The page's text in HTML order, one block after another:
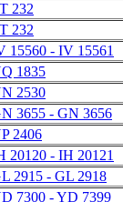
232
232
15560 - IV 15561
1835
2530
3655 - GN 3656
2406
20120 - IH 20121
2915 - GL 2918
7300 - YD 7399